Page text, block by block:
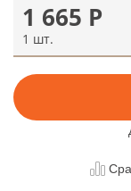
1 665 Р
1 шт.